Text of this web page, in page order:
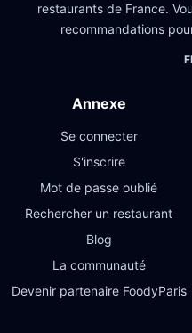
restaurants de France.
recommandations
Annexe
Se connecter
S'inscrire
Mot de passe oublié
Rechercher un restaurant
Blog
La communauté
Devenir partenaire FoodyParis